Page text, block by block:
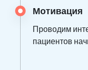
Мотивация
Проводим
пациентов